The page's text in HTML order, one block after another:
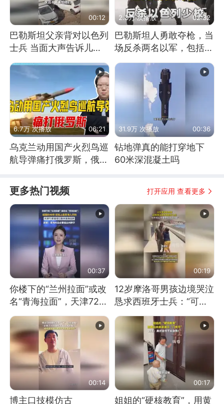
00:12
巴勒斯坦父亲背对以色列
士兵 当面大声告诉儿
2.3万 次播放 02:32
巴勒斯坦人勇敢夺枪，当
场反杀两名以军，包括一
6.7万 次播放 06:21
乌克兰动用国产火烈鸟巡
航导弹痛打俄罗斯，俄军
31.9万 次播放 00:36
钻地弹真的能打穿地下
60米深混凝土吗
更多热门视频 打开应用 查看更多
00:37
你楼下的“兰州拉面”或改
名“青海拉面”，天津72家
面馆已集体更换招牌
00:19
12岁摩洛哥男孩边境哭泣
恳求西班牙士兵：“可不
可以不要把我遣返回国”
00:14
博主口技模仿古
00:17
姐姐的“硬核教育”，用黄